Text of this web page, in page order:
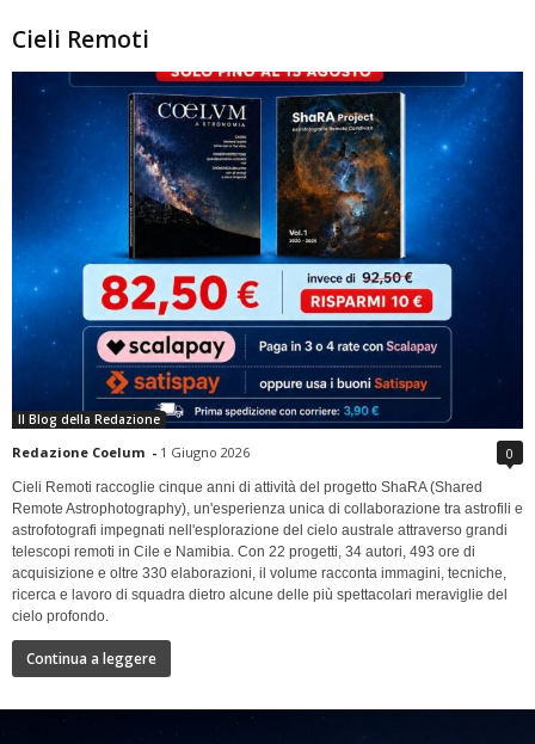
Cieli Remoti
Il Blog della Redazione
Redazione Coelum - 1 Giugno 2026 0
Cieli Remoti raccoglie cinque anni di attività del progetto ShaRA (Shared
Remote Astrophotography), un'esperienza unica di collaborazione tra astrofili e
astrofotografi impegnati nell'esplorazione del cielo australe attraverso grandi
telescopi remoti in Cile e Namibia. Con 22 progetti, 34 autori, 493 ore di
acquisizione e oltre 330 elaborazioni, il volume racconta immagini, tecniche,
ricerca e lavoro di squadra dietro alcune delle più spettacolari meraviglie del
cielo profondo.
Continua a leggere